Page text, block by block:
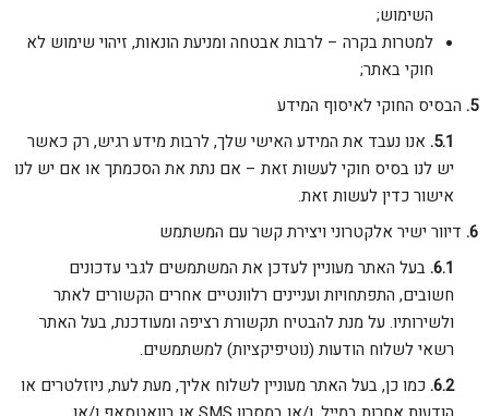
השימוש;
למטרות בקרה – לרבות אבטחה ומניעת הונאות, זיהוי שימוש לא
חוקי באתר;
הבסיס החוקי לאיסוף המידע
אנו נעבד את המידע האישי שלך, לרבות מידע רגיש, רק כאשר
יש לנו בסיס חוקי לעשות זאת – אם נתת את הסכמתך או אם יש לנו
אישור כדין לעשות זאת.
דיוור ישיר אלקטרוני ויצירת קשר עם המשתמש
בעל האתר מעוניין לעדכן את המשתמשים לגבי עדכונים
חשובים, התפתחויות ועניינים רלוונטיים אחרים הקשורים לאתר
ולשירותיו. על מנת להבטיח תקשורת רציפה ומעודכנת, בעל האתר
רשאי לשלוח הודעות (נוטיפיקציות) למשתמשים.
כמו כן, בעל האתר מעוניין לשלוח אליך, מעת לעת, ניוזלטרים או